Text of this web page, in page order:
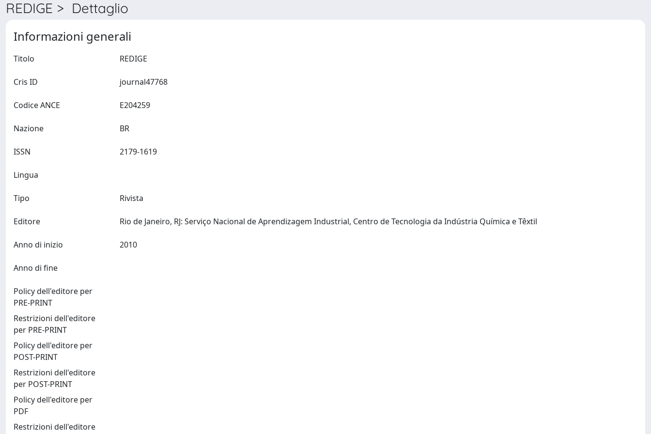
REDIGE > Dettaglio
Informazioni generali
Titolo
Cris ID
Codice ANCE
Nazione
ISSN
Lingua
Tipo Rivista
Editore
Anno di inizio
Anno di fine
Policy dell'editore per
PRE-PRINT
Restrizioni dell'editore
per PRE-PRINT
Policy dell'editore per
POST-PRINT
Restrizioni dell'editore
per POST-PRINT
Policy dell'editore per
PDF
Restrizioni dell'editore